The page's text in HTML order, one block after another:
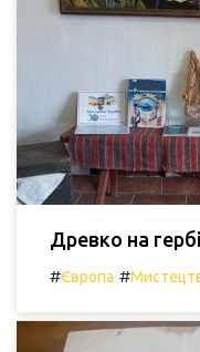
Древко на гербі
#Європа #